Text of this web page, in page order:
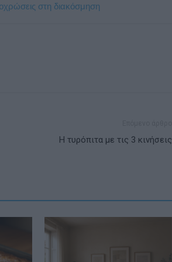
στη διακόσμηση
Η τυρόπιτα με τις 3 κινήσεις